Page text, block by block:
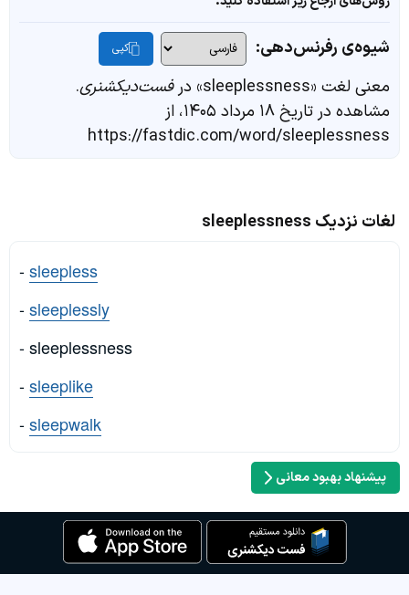
شیوه‌ی رفرنس‌دهی: کپی
معنی لغت «sleeplessness» در فست‌دیکشنری.
مشاهده در تاریخ ۱۸ مرداد ۱۴۰۵، از
https://fastdic.com/word/sleeplessness
لغات نزدیک sleeplessness
-sleepless
-sleeplessly
- sleeplessness
-sleeplike
-sleepwalk
پیشنهاد بهبود معانی